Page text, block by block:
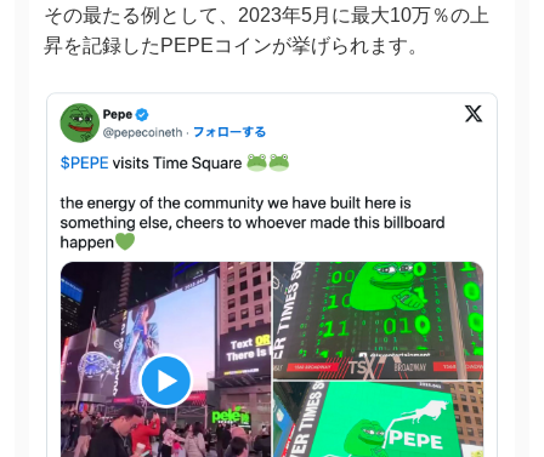
その最たる例として、2023年5月に最大10万％の上
昇を記録したPEPEコインが挙げられます。